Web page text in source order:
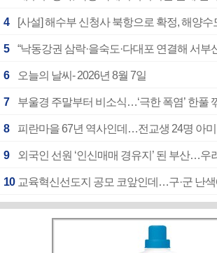
4 [사설] 해수부 신청사 북항으로 확정, 해양수
5 “낙동강권 삼락·을숙도·다대포 연결해 서부
6 오늘의 날씨- 2026년 8월 7일
7 부울경 주말부터 비소식…‘극한 폭염’ 한풀
8 피란마을 67년 역사인데…전교생 24명 아
9 외국인 선원 ‘인신매매 경유지’ 된 부산…우
10 교육혁신선도지 공모 코앞인데…구·군 난색